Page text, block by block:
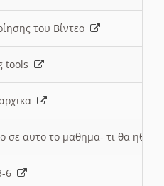
του Βίντεο
tools
σε αυτο το μαθημα- τι θα
6